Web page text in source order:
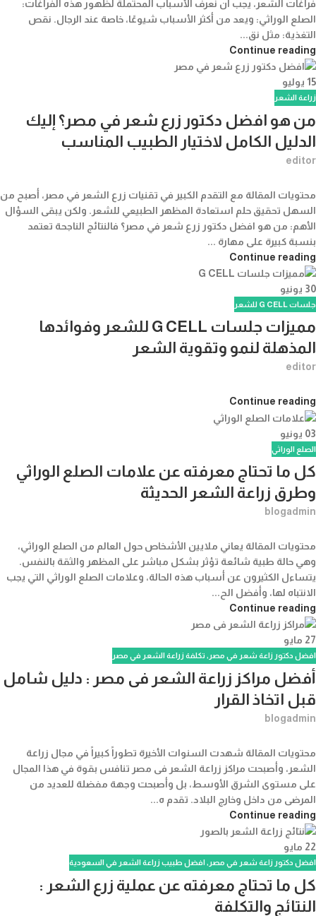
فراغات الشعر، يجب أن نعرف الأسباب المحتملة لظهور هذه الفراغات:
الصلع الوراثي: ويعد من أكثر الأسباب شيوعًا، خاصة عند الرجال. نقص
التغذية: مثل نق...
Continue reading
15 يوليو
زراعة الشعر
من هو افضل دكتور زرع شعر في مصر؟ إليك
الدليل الكامل لاختيار الطبيب المناسب
editor
محتويات المقالة مع التقدم الكبير في تقنيات زرع الشعر في مصر، أصبح من
السهل تحقيق حلم استعادة المظهر الطبيعي للشعر. ولكن يبقى السؤال
الأهم: من هو افضل دكتور زرع شعر في مصر؟ فالنتائج الناجحة تعتمد
بنسبة كبيرة على مهارة ...
Continue reading
30 يونيو
جلسات G CELL للشعر
مميزات جلسات G CELL للشعر وفوائدها
المذهلة لنمو وتقوية الشعر
editor
Continue reading
03 يونيو
الصلع الوراثي
كل ما تحتاج معرفته عن علامات الصلع الوراثي
وطرق زراعة الشعر الحديثة
blogadmin
محتويات المقالة يعاني ملايين الأشخاص حول العالم من الصلع الوراثي،
وهي حالة طبية شائعة تؤثر بشكل مباشر على المظهر والثقة بالنفس.
يتساءل الكثيرون عن أسباب هذه الحالة، وعلامات الصلع الوراثي التي يجب
الانتباه لها، وأفضل الح...
Continue reading
27 مايو
افضل دكتور زاعة شعر في مصر , تكلفة زراعة الشعر في مصر
أفضل مراكز زراعة الشعر فى مصر : دليل شامل
قبل اتخاذ القرار
blogadmin
محتويات المقالة شهدت السنوات الأخيرة تطوراً كبيراً في مجال زراعة
الشعر، وأصبحت مراكز زراعة الشعر فى مصر تنافس بقوة في هذا المجال
على مستوى الشرق الأوسط، بل وأصبحت وجهة مفضلة للعديد من
المرضى من داخل وخارج البلاد. تقدم ه...
Continue reading
22 مايو
افضل دكتور زاعة شعر في مصر , افضل طبيب زراعة الشعر في السعودية
كل ما تحتاج معرفته عن عملية زرع الشعر :
النتائج والتكلفة